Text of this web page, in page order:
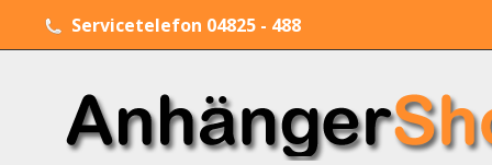
Servicetelefon 04825 - 488